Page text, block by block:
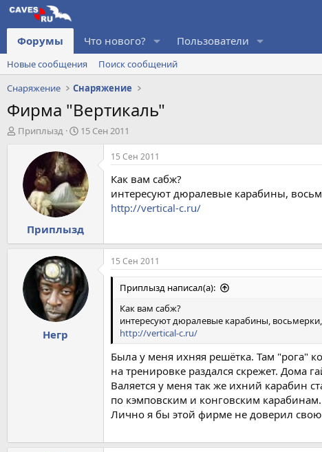
Форумы Что нового? Пользователи
Новые сообщения
Поиск сообщений
Снаряжение
Снаряжение
Фирма "Вертикаль"
А
Приплызд
Д
а
н
а
ч
л
а
15 Сен 2011
Приплызд
15 Сен 2011
Как вам сабж?
интересуют дюралевые карабины,
http://vertical-c.ru/
Негр
15 Сен 2011
Приплызд написал(а):
Как вам сабж?
интересуют дюралевые карабины,
http://vertical-c.ru/
Была у меня ихняя решётка. Там "рога"
на тренировке раздался скрежет. Дома
Валяется у меня так же ихний карабин
по кэмповским и конговским карабинам.
Лично я бы этой фирме не доверил